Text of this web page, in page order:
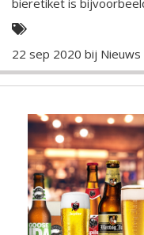
bieretiket is
22 sep 2020 bij Nieuws